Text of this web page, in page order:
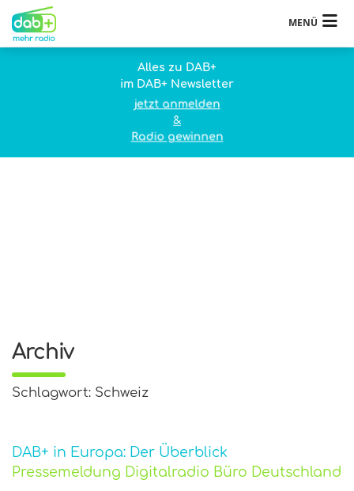
MENÜ
Alles zu DAB+
im DAB+ Newsletter
jetzt anmelden
&
Radio gewinnen
Archiv
Schlagwort: Schweiz
DAB+ in Europa: Der Überblick
Pressemeldung Digitalradio Büro Deutschland